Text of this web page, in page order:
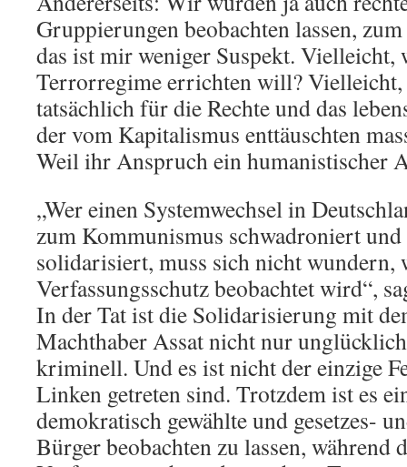
Gruppierungen beobachten lassen,
das ist mir weniger Suspekt.
Terrorregime errichten will?
tatsächlich für die Rechte und das
der vom Kapitalismus enttäuschten
Weil ihr Anspruch ein humanistischer
„Wer einen Systemwechsel in
zum Kommunismus schwadroniert
solidarisiert, muss sich nicht wundern,
Verfassungsschutz beobachtet wird“,
In der Tat ist die Solidarisierung mit
Machthaber Assat nicht nur
kriminell. Und es ist nicht der einzige
Linken getreten sind. Trotzdem ist es
demokratisch gewählte und gesetzes-
Bürger beobachten zu lassen, während